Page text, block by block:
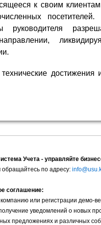
к своим
посетителей.
достижения
Учета - управляйте
обращайтесь по адресу:
соглашение:
или регистрации демо-
уведомлений о новых
предложениях и различных